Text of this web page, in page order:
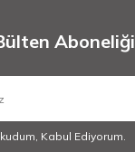
Aboneliği
Kabul Ediyorum.